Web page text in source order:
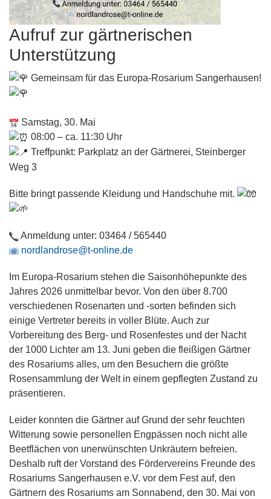
Aufruf zur gärtnerischen
Unterstützung
Gemeinsam für das Europa-Rosarium Sangerhausen!
Samstag, 30. Mai
08:00 – ca. 11:30 Uhr
Treffpunkt: Parkplatz an der Gärtnerei, Steinberger
Weg 3
Bitte bringt passende Kleidung und Handschuhe mit.
Anmeldung unter: 03464 / 565440
nordlandrose@t-online.de
Im Europa-Rosarium stehen die Saisonhöhepunkte des
Jahres 2026 unmittelbar bevor. Von den über 8.700
verschiedenen Rosenarten und -sorten befinden sich
einige Vertreter bereits in voller Blüte. Auch zur
Vorbereitung des Berg- und Rosenfestes und der Nacht
der 1000 Lichter am 13. Juni geben die fleißigen Gärtner
des Rosariums alles, um den Besuchern die größte
Rosensammlung der Welt in einem gepflegten Zustand zu
präsentieren.
Leider konnten die Gärtner auf Grund der sehr feuchten
Witterung sowie personellen Engpässen noch nicht alle
Beetflächen von unerwünschten Unkräutern befreien.
Deshalb ruft der Vorstand des Fördervereins Freunde des
Rosariums Sangerhausen e.V. vor dem Fest auf, den
Gärtnern des Rosariums am Sonnabend, den 30. Mai von